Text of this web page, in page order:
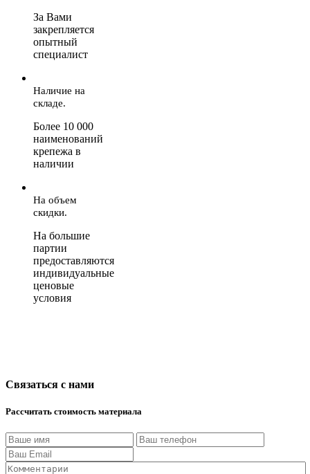
За Вами
закрепляется
опытный
специалист
Наличие на
складе.
Более 10 000
наименований
крепежа в
наличии
На объем
скидки.
На большие
партии
предоставляются
индивидуальные
ценовые
условия
Связаться с нами
Рассчитать стоимость материала